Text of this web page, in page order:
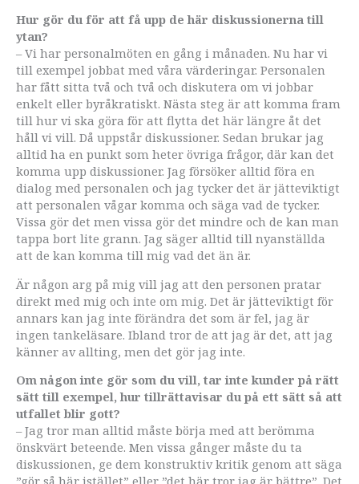
Hur gör du för att få upp de här diskussionerna till
ytan?
– Vi har personalmöten en gång i månaden. Nu har vi
till exempel jobbat med våra värderingar. Personalen
har fått sitta två och två och diskutera om vi jobbar
enkelt eller byråkratiskt. Nästa steg är att komma fram
till hur vi ska göra för att flytta det här längre åt det
håll vi vill. Då uppstår diskussioner. Sedan brukar jag
alltid ha en punkt som heter övriga frågor, där kan det
komma upp diskussioner. Jag försöker alltid föra en
dialog med personalen och jag tycker det är jätteviktigt
att personalen vågar komma och säga vad de tycker.
Vissa gör det men vissa gör det mindre och de kan man
tappa bort lite grann. Jag säger alltid till nyanställda
att de kan komma till mig vad det än är.
Är någon arg på mig vill jag att den personen pratar
direkt med mig och inte om mig. Det är jätteviktigt för
annars kan jag inte förändra det som är fel, jag är
ingen tankeläsare. Ibland tror de att jag är det, att jag
känner av allting, men det gör jag inte.
Om någon inte gör som du vill, tar inte kunder på rätt
sätt till exempel, hur tillrättavisar du på ett sätt så att
utfallet blir gott?
– Jag tror man alltid måste börja med att berömma
önskvärt beteende. Men vissa gånger måste du ta
diskussionen, ge dem konstruktiv kritik genom att säga